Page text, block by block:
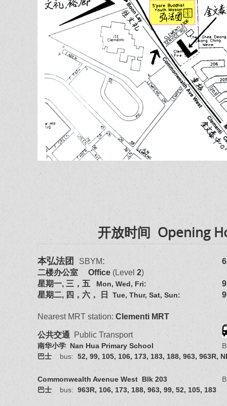
开放时间 Opening
本弘法团 SBYM: 6
二楼办公室
Office (Level 2)
星期一, 三，五
Mon, Wed, Fri: 9
星期二, 四，六， 日
Tue, Thur, Sat, Sun:
Nearest MRT station: Clementi MRT
公共交通 Public Transport
南华小学 Nan Hua Primary School
巴士
bus: 52, 99, 105, 106, 173, 183, 188, 963, 963R,
Commonwealth Avenue West Blk 203
巴士
bus: 963R, 106, 173, 188, 963, 99, 52, 105, 183